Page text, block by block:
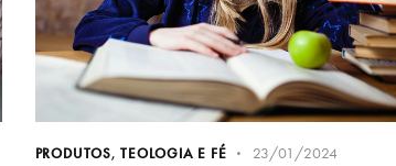
PRODUTOS,TEOLOGIA E FÉ 23/01/2024